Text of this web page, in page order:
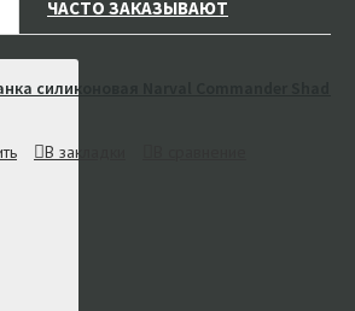
ЧАСТО ЗАКАЗЫВАЮТ
силиконовая Narval Commander Shad 12
В закладки